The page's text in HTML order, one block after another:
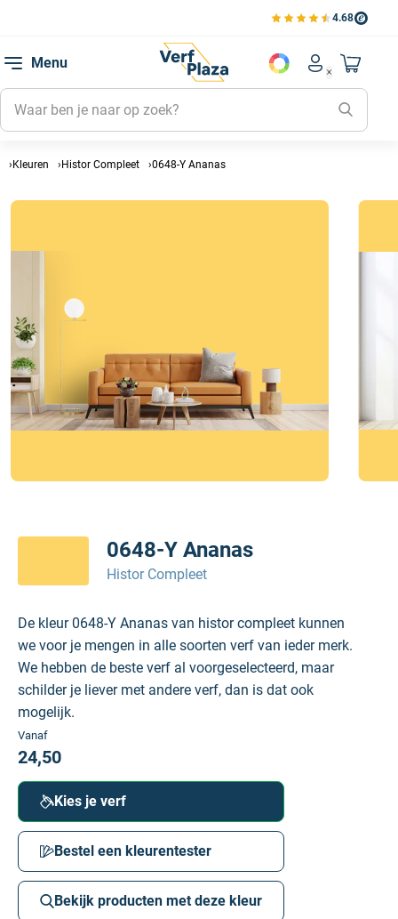
4.68
Bekijk de verfplaza
Menu
Account
Mijn
Mijn
Mijn
Naar
Kleuren Histor Compleet 0648-Y Ananas
0648-Y Ananas
Histor Compleet
De kleur 0648-Y Ananas van histor compleet kunnen
we voor je mengen in alle soorten verf van ieder merk.
We hebben de beste verf al voorgeselecteerd, maar
schilder je liever met andere verf, dan is dat ook
mogelijk.
Vanaf
24,50
Kies je verf
Bestel een kleurentester
Bekijk producten met deze kleur